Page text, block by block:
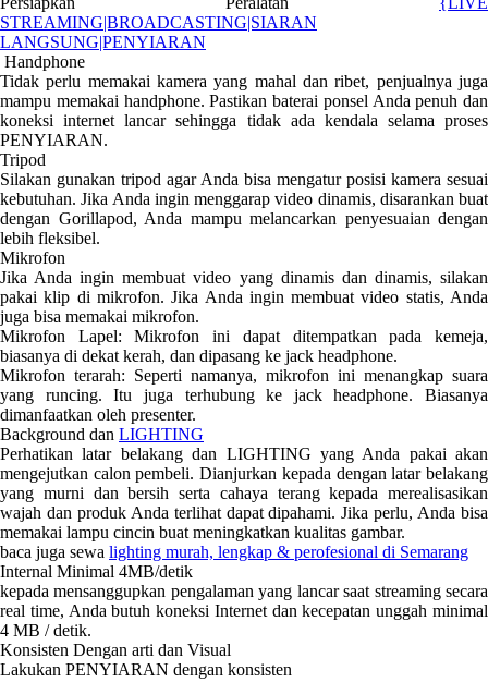
STREAMING|BROADCASTING|SIARAN
LANGSUNG|PENYIARAN
Handphone
Tidak perlu memakai kamera yang mahal dan ribet, penjualnya juga
mampu memakai handphone. Pastikan baterai ponsel Anda penuh dan
koneksi internet lancar sehingga tidak ada kendala selama proses
PENYIARAN.
Tripod
Silakan gunakan tripod agar Anda bisa mengatur posisi kamera sesuai
kebutuhan. Jika Anda ingin menggarap video dinamis, disarankan buat
dengan Gorillapod, Anda mampu melancarkan penyesuaian dengan
lebih fleksibel.
Mikrofon
Jika Anda ingin membuat video yang dinamis dan dinamis, silakan
pakai klip di mikrofon. Jika Anda ingin membuat video statis, Anda
juga bisa memakai mikrofon.
Mikrofon Lapel: Mikrofon ini dapat ditempatkan pada kemeja,
biasanya di dekat kerah, dan dipasang ke jack headphone.
Mikrofon terarah: Seperti namanya, mikrofon ini menangkap suara
yang runcing. Itu juga terhubung ke jack headphone. Biasanya
dimanfaatkan oleh presenter.
Background dan LIGHTING
Perhatikan latar belakang dan LIGHTING yang Anda pakai akan
mengejutkan calon pembeli. Dianjurkan kepada dengan latar belakang
yang murni dan bersih serta cahaya terang kepada merealisasikan
wajah dan produk Anda terlihat dapat dipahami. Jika perlu, Anda bisa
memakai lampu cincin buat meningkatkan kualitas gambar.
baca juga sewa lighting murah, lengkap & perofesional di Semarang
Internal Minimal 4MB/detik
kepada mensanggupkan pengalaman yang lancar saat streaming secara
real time, Anda butuh koneksi Internet dan kecepatan unggah minimal
4 MB / detik.
Konsisten Dengan arti dan Visual
Lakukan PENYIARAN dengan konsisten